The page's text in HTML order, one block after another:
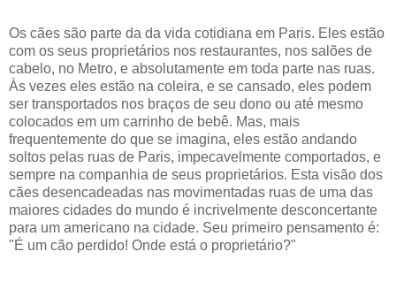
Os cães são parte da da vida cotidiana em Paris. Eles estão
com os seus proprietários nos restaurantes, nos salões de
cabelo, no Metro, e absolutamente em toda parte nas ruas.
Às vezes eles estão na coleira, e se cansado, eles podem
ser transportados nos braços de seu dono ou até mesmo
colocados em um carrinho de bebê. Mas, mais
frequentemente do que se imagina, eles estão andando
soltos pelas ruas de Paris, impecavelmente comportados, e
sempre na companhia de seus proprietários. Esta visão dos
cães desencadeadas nas movimentadas ruas de uma das
maiores cidades do mundo é incrivelmente desconcertante
para um americano na cidade. Seu primeiro pensamento é:
"É um cão perdido! Onde está o proprietário?"